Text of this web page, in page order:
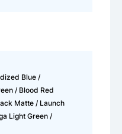
Blue /
/ Blood Red
Matte / Launch
Light Green /